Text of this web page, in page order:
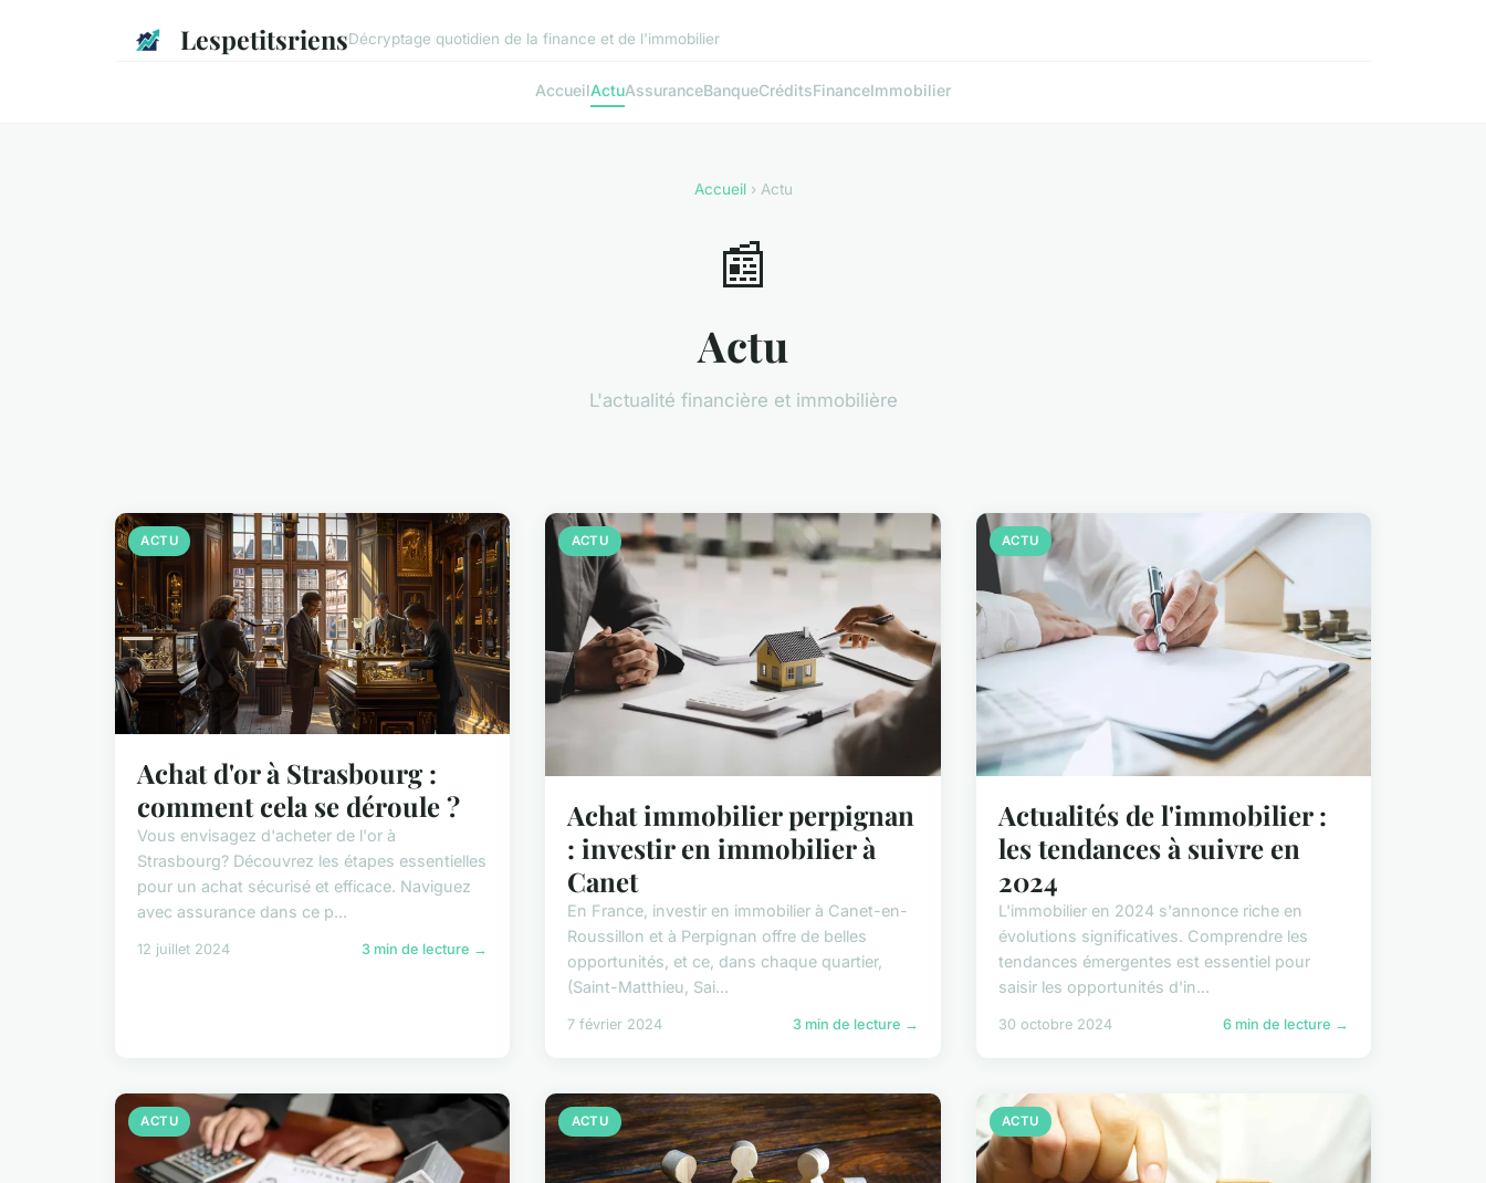
LespetitsriensDécryptage quotidien de la finance et de l'immobilier
AccueilActuAssuranceBanqueCréditsFinanceImmobilier
Accueil› Actu
📰
Actu
L'actualité financière et immobilière
ACTU
Achat d'or à Strasbourg :
comment cela se déroule ?
Vous envisagez d'acheter de l'or à
Strasbourg? Découvrez les étapes essentielles
pour un achat sécurisé et efficace. Naviguez
avec assurance dans ce p...
12 juillet 2024 3 min de lecture →
ACTU
Achat immobilier perpignan
: investir en immobilier à
Canet
En France, investir en immobilier à Canet-en-
Roussillon et à Perpignan offre de belles
opportunités, et ce, dans chaque quartier,
(Saint-Matthieu, Sai...
7 février 2024 3 min de lecture →
ACTU
Actualités de l'immobilier :
les tendances à suivre en
2024
L'immobilier en 2024 s'annonce riche en
évolutions significatives. Comprendre les
tendances émergentes est essentiel pour
saisir les opportunités d'in...
30 octobre 2024 6 min de lecture →
ACTU ACTU ACTU